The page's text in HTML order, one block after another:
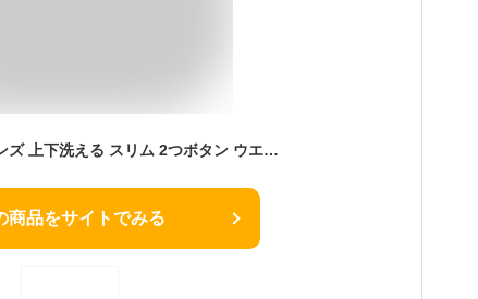
リクルートスーツ メンズ 上下洗える スリム 2つボタン ウエストアジャスター付き オールシーズン ビジネス ブラックスーツ ローライズ 就活 入社式 入学式 卒業式 入園式 結婚式 冠婚葬祭 成人式 フォーマルスーツ 礼服 即納 急ぎ便
商品をサイトでみる